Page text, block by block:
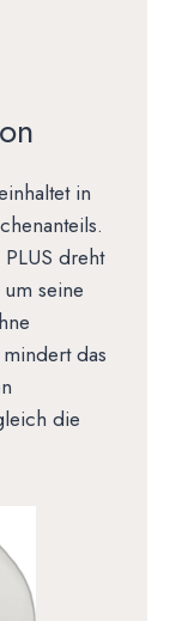
in
dreht
seine
das
die